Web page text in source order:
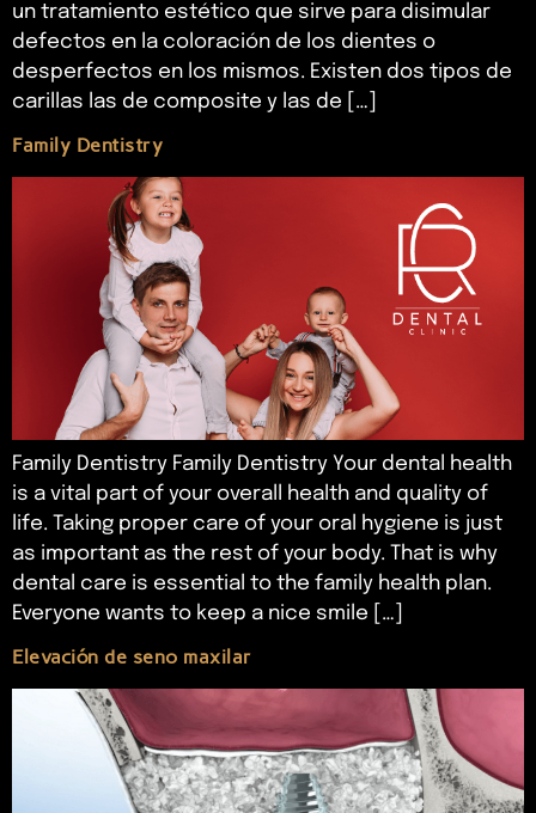
un tratamiento estético que sirve para disimular
defectos en la coloración de los dientes o
desperfectos en los mismos. Existen dos tipos de
carillas las de composite y las de […]
Family Dentistry
Family Dentistry Family Dentistry Your dental health
is a vital part of your overall health and quality of
life. Taking proper care of your oral hygiene is just
as important as the rest of your body. That is why
dental care is essential to the family health plan.
Everyone wants to keep a nice smile […]
Elevación de seno maxilar